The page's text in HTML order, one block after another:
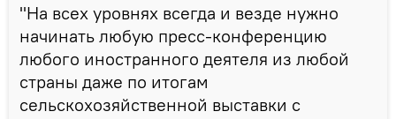
"На всех уровнях всегда и везде нужно
начинать любую пресс-конференцию
любого иностранного деятеля из любой
страны даже по итогам
сельскохозяйственной выставки с